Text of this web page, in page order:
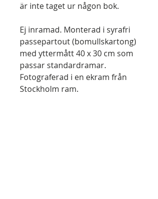
är inte taget ur någon bok.
Ej inramad. Monterad i syrafri
passepartout (bomullskartong)
med yttermått 40 x 30 cm som
passar standardramar.
Fotograferad i en ekram från
Stockholm ram.